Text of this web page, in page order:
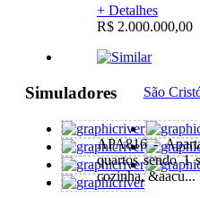
+ Detalhes
R$ 2.000.000,00
São
APA816 -
quartos sendo 1
cozinha, &aacu...
Simuladores